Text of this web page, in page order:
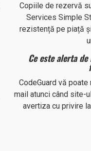
Copiile de rezervă
Services Simple
rezistență pe piață
Ce este alerta
CodeGuard vă
mail atunci când site-
avertiza cu privire